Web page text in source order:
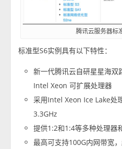
腾讯云服务器标
标准型S6实例具有以下特性：
新一代腾讯云自研星星海双
Intel Xeon 可扩展处理器
采用Intel Xeon Ice Lake处
3.3GHz
提供1:2和1:4等多种处理器
最高可支持100G内网带宽